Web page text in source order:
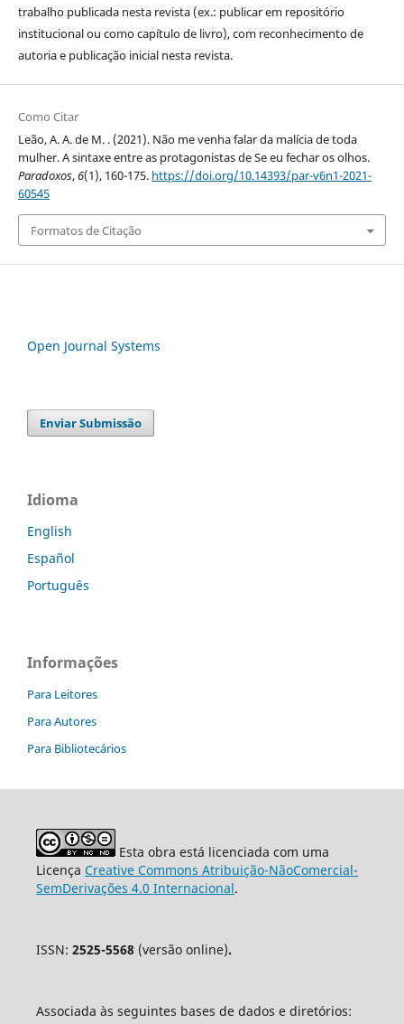
trabalho publicada nesta revista (ex.: publicar em repositório
institucional ou como capítulo de livro), com reconhecimento de
autoria e publicação inicial nesta revista.
Como Citar
Leão, A. A. de M. . (2021). Não me venha falar da malícia de toda
mulher. A sintaxe entre as protagonistas de Se eu fechar os olhos.
Paradoxos,6(1), 160-175. https://doi.org/10.14393/par-v6n1-2021-
60545
Formatos de Citação
Open Journal Systems
Enviar Submissão
Idioma
English
Español
Português
Informações
Para Leitores
Para Autores
Para Bibliotecários
Esta obra está licenciada com uma
Licença Creative Commons Atribuição-NãoComercial-
SemDerivações 4.0 Internacional.
ISSN: 2525-5568(versão online).
Associada às seguintes bases de dados e diretórios: